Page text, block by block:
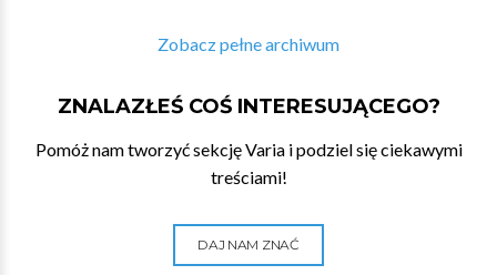
Zobacz pełne archiwum
ZNALAZŁEŚ COŚ INTERESUJĄCEGO?
Pomóż nam tworzyć sekcję Varia i podziel się ciekawymi
treściami!
DAJ NAM ZNAĆ